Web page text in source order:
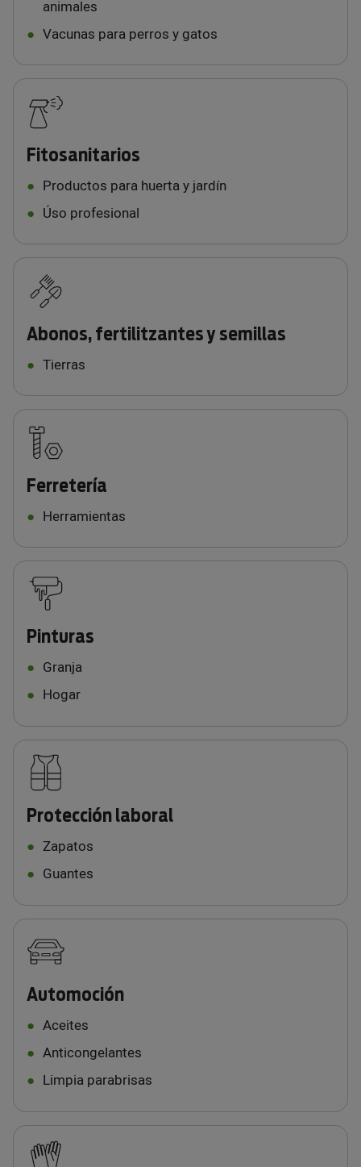
animales
Vacunas para perros y gatos
Fitosanitarios
Productos para huerta y jardín
Úso profesional
Abonos, fertilitzantes y semillas
Tierras
Ferretería
Herramientas
Pinturas
Granja
Hogar
Protección laboral
Zapatos
Guantes
Automoción
Aceites
Anticongelantes
Limpia parabrisas